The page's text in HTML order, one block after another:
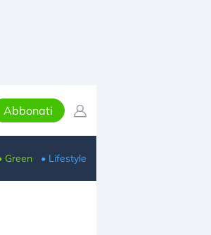
Abbonati
Green • Lifestyle